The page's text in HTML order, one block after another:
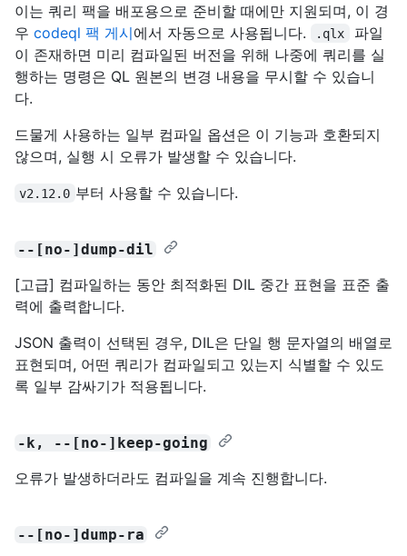
이는 쿼리 팩을 배포용으로 준비할 때에만 지원되며, 이 경
우 codeql 팩 게시에서 자동으로 사용됩니다. .qlx
파일
이 존재하면 미리 컴파일된 버전을 위해 나중에 쿼리를 실
행하는 명령은 QL 원본의 변경 내용을 무시할 수 있습니
다.
드물게 사용하는 일부 컴파일 옵션은 이 기능과 호환되지
않으며, 실행 시 오류가 발생할 수 있습니다.
v2.12.0 부터 사용할 수 있습니다.
--[no-]dump-dil
[고급] 컴파일하는 동안 최적화된 DIL 중간 표현을 표준 출
력에 출력합니다.
JSON 출력이 선택된 경우, DIL은 단일 행 문자열의 배열로
표현되며, 어떤 쿼리가 컴파일되고 있는지 식별할 수 있도
록 일부 감싸기가 적용됩니다.
-k, --[no-]keep-going
오류가 발생하더라도 컴파일을 계속 진행합니다.
--[no-]dump-ra